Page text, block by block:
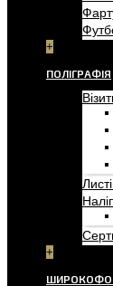
+
ПОЛІГРАФІЯ
+